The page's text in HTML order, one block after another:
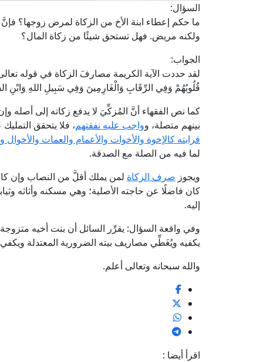
السؤال:
ما حكم إعطاء ابنة الأخ من الزكاة لمرض زوجها؟
ولكنه مريض. فهل تستحق شيئًا من زكاة المال؟
الجواب:
لقد حددت الآية الكريمة مصارفَ الزكاة في قوله
قُلُوبُهُمْ وَفِي الرِّقَابِ وَالْغَارِمِينَ وَفِي سَبِيلِ اللهِ وَابْنِ
كما نص الفقهاء أنَّ المُزكِّيَ لا يدفع زكاته إلى أصله
بينهم متصلة، وواجب عليه نفقتهم، فلا يتحقق
قرابته كالإخوة والأخوات والأعمام والعمات والأخوال
لما فيه من الصلة مع الصدقة.
ويجوز صرف الزكاة لمن يملك أقلَّ من النصاب وإن
كان فاضلًا عن حاجته الأصلية؛ وهي مسكنه وأثاثه
إليه.
وفي واقعة السؤال: يقرِّر السائل أن بنت أخيه
يكفيه ويُغَطِّي مصاريف بيته الضرورية المعتدلة
والله سبحانه وتعالى أعلم.
اقرأ أيضا :